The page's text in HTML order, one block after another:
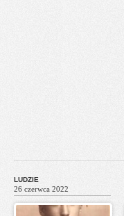
LUDZIE
26 czerwca 2022